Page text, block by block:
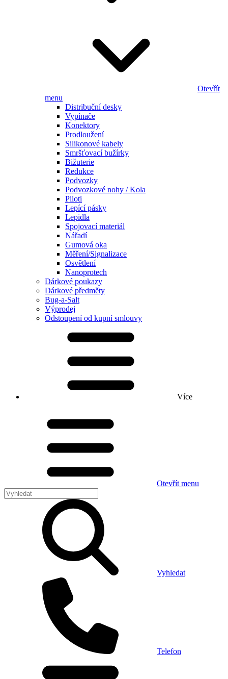
Otevřít
menu
Distribuční desky
Vypínače
Konektory
Prodloužení
Silikonové kabely
Smršťovací bužírky
Bižuterie
Redukce
Podvozky
Podvozkové nohy / Kola
Piloti
Lepící pásky
Lepidla
Spojovací materiál
Nářadí
Gumová oka
Měření/Signalizace
Osvětlení
Nanoprotech
Dárkové poukazy
Dárkové předměty
Bug-a-Salt
Výprodej
Odstoupení od kupní smlouvy
Více
Otevřít menu
Vyhledat
Telefon